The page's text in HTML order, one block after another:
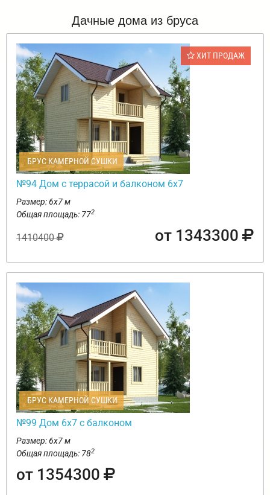
Дачные дома из бруса
ХИТ ПРОДАЖ
БРУС КАМЕРНОЙ СУШКИ
№94 Дом с террасой и балконом 6х7
Размер: 6х7 м
Общая площадь: 772
1410400 от 1343300
БРУС КАМЕРНОЙ СУШКИ
№99 Дом 6х7 с балконом
Размер: 6х7 м
Общая площадь: 782
от 1354300